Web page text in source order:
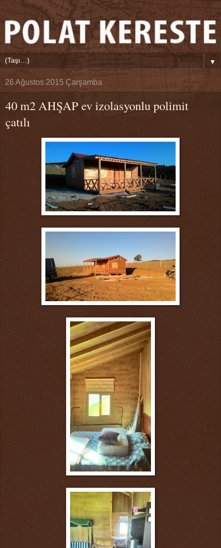
▼
26 Ağustos 2015 Çarşamba
40 m2 AHŞAP ev izolasyonlu polimit
çatılı